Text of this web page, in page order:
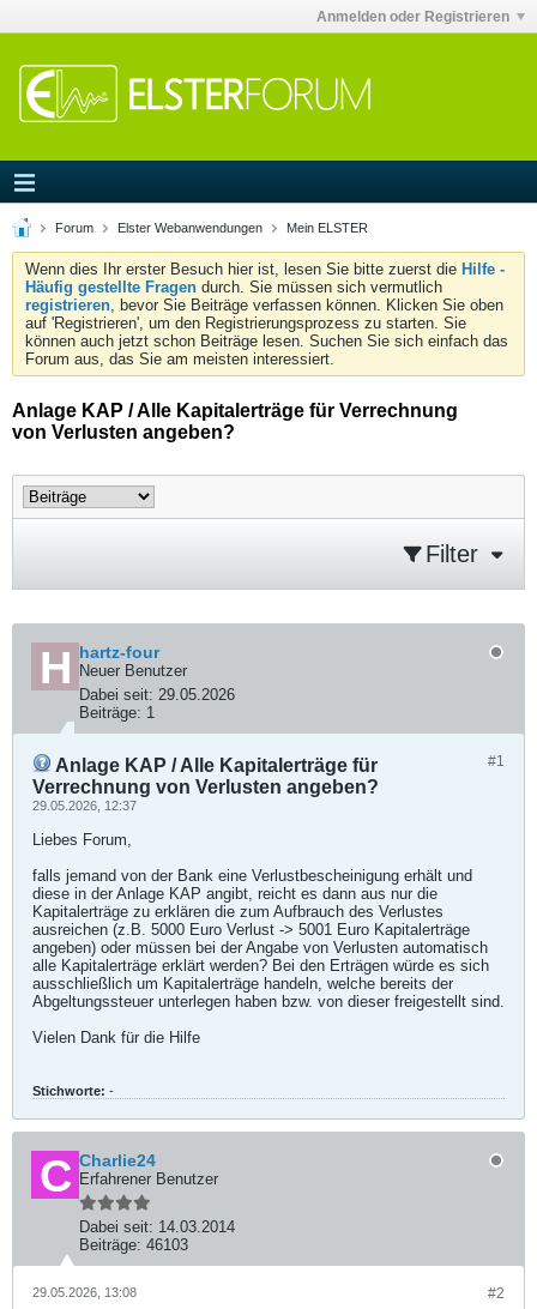
Anmelden oder Registrieren
Forum Elster Webanwendungen Mein ELSTER
Wenn dies Ihr erster Besuch hier ist, lesen Sie bitte zuerst die Hilfe -
Häufig gestellte Fragen durch. Sie müssen sich vermutlich
registrieren, bevor Sie Beiträge verfassen können. Klicken Sie oben
auf 'Registrieren', um den Registrierungsprozess zu starten. Sie
können auch jetzt schon Beiträge lesen. Suchen Sie sich einfach das
Forum aus, das Sie am meisten interessiert.
Anlage KAP / Alle Kapitalerträge für Verrechnung
von Verlusten angeben?
Filter
hartz-four
Neuer Benutzer
Dabei seit: 29.05.2026
Beiträge: 1
#1
Anlage KAP / Alle Kapitalerträge für
Verrechnung von Verlusten angeben?
29.05.2026, 12:37
Liebes Forum,
falls jemand von der Bank eine Verlustbescheinigung erhält und
diese in der Anlage KAP angibt, reicht es dann aus nur die
Kapitalerträge zu erklären die zum Aufbrauch des Verlustes
ausreichen (z.B. 5000 Euro Verlust -> 5001 Euro Kapitalerträge
angeben) oder müssen bei der Angabe von Verlusten automatisch
alle Kapitalerträge erklärt werden? Bei den Erträgen würde es sich
ausschließlich um Kapitalerträge handeln, welche bereits der
Abgeltungssteuer unterlegen haben bzw. von dieser freigestellt sind.
Vielen Dank für die Hilfe
Stichworte: -
Charlie24
Erfahrener Benutzer
Dabei seit: 14.03.2014
Beiträge: 46103
#2
29.05.2026, 13:08